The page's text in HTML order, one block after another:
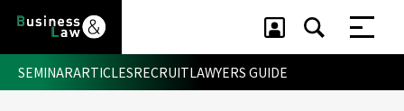
SEMINARARTICLESRECRUITLAWYERS GUIDE